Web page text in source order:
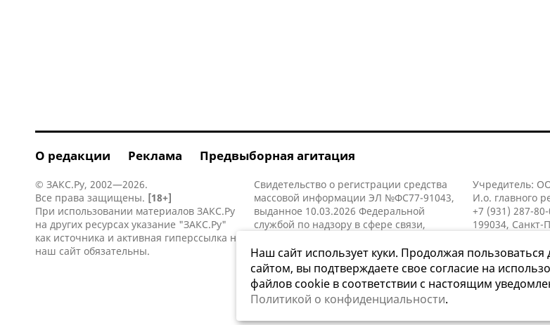
О редакции Реклама Предвыборная агитация
© ЗАКС.Ру, 2002—2026.
Все права защищены. [18+]
При использовании материалов ЗАКС.Ру
на других ресурсах указание "ЗАКС.Ру"
как источника и активная гиперссылка на
наш сайт обязательны.
Свидетельство о регистрации средства
массовой информации ЭЛ №ФС77-91043,
выданное 10.03.2026 Федеральной
службой по надзору в сфере связи,
коммуникаций (Роскомнадзор).
Учредитель:
И.о. главного
+7 (931) 287-
199034, Санкт-
Наш сайт использует куки. Продолжая
сайтом, вы подтверждаете свое согласие на
файлов cookie в соответствии с настоящим
Политикой о конфиденциальности.